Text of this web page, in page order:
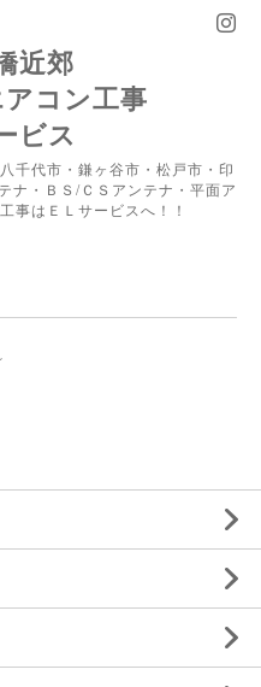
近郊
コン工事
ビス
千代市・鎌ヶ谷市・松戸市・印
・ＢＳ/ＣＳアンテナ・平面ア
事はＥＬサービスへ！！